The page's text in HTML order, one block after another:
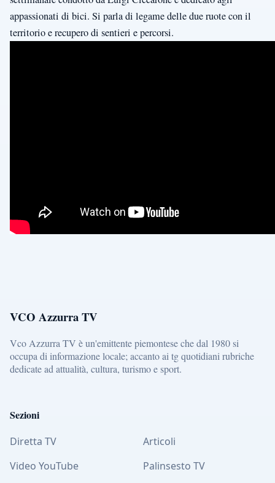
appassionati di bici. Si parla di legame delle due ruote con il
territorio e recupero di sentieri e percorsi.
VCO Azzurra TV
Vco Azzurra TV è un'emittente piemontese che dal 1980 si
occupa di informazione locale; accanto ai tg quotidiani rubriche
dedicate ad attualità, cultura, turismo e sport.
Sezioni
Diretta TV
Articoli
Video YouTube
Palinsesto TV